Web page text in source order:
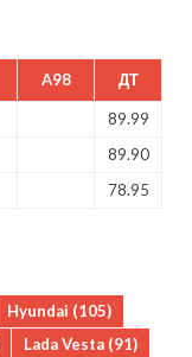
A98 ДТ
89.99
89.90
78.95
Hyundai (105)
Lada Vesta (91)